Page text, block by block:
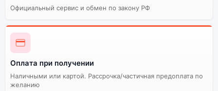
Официальный сервис и обмен по закону РФ
Оплата при получении
Наличными или картой. Рассрочка/частичная предоплата по
желанию